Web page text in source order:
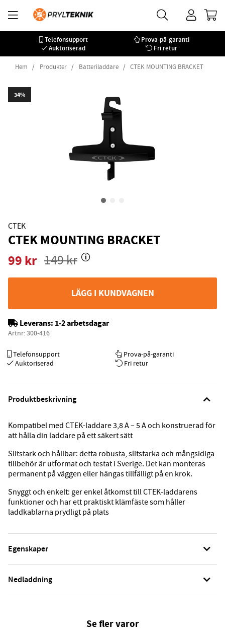
Telefonsupport
Prova-på-garanti
Auktoriserad
Fri retur
Hem Produkter Batteriladdare CTEK MOUNTING BRACKET
34
CTEK
CTEK MOUNTING BRACKET
149kr
99 kr
LÄGG I KUNDVAGNEN
Leverans: 1-2 arbetsdagar
Artnr:300-416
Telefonsupport
Prova-på-garanti
Auktoriserad
Fri retur
Produktbeskrivning
Kompatibel med CTEK-laddare 3,8 A – 5 A och konstruerad för
att hålla din laddare på ett säkert sätt
Slitstark och hållbar: detta robusta, slitstarka och mångsidiga
tillbehör är utformat och testat i Sverige. Det kan monteras
permanent på väggen eller hängas tillfälligt på en krok.
Snyggt och enkelt: ger enkel åtkomst till CTEK-laddarens
funktioner och har ett praktiskt klämfäste som håller
laddkablarna prydligt på plats
Egenskaper
Nedladdning
Se fler varor